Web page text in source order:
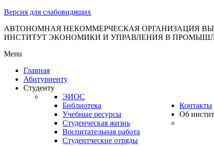
Версия для слабовидящих
АВТОНОМНАЯ НЕКОММЕРЧЕСКАЯ ОРГАНИЗАЦИЯ
ИНСТИТУТ ЭКОНОМИКИ И УПРАВЛЕНИЯ В
Menu
Главная
Абитуриенту
Студенту
ЭИОС
Библиотека
Учебные ресурсы
Студенческая жизнь
Воспитательная работа
Студентческие отряды
Контакты
Об